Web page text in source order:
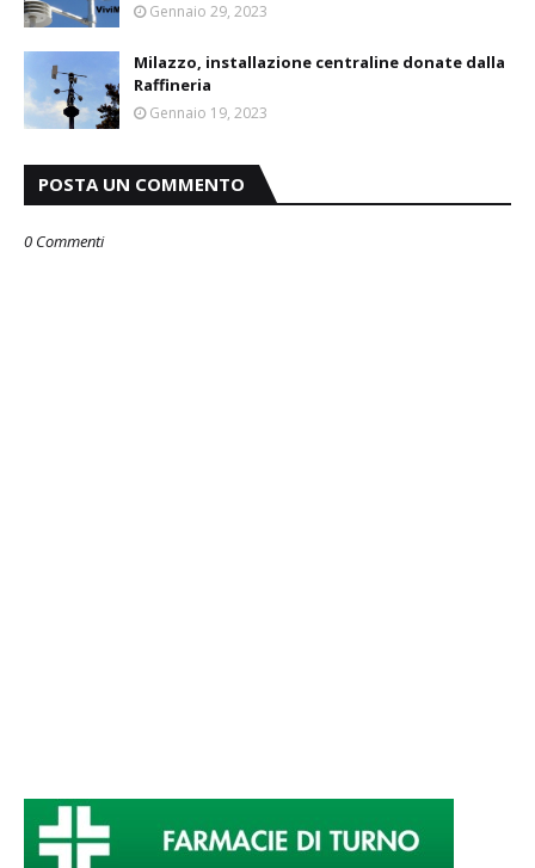
Gennaio 29, 2023
Milazzo, installazione centraline donate dalla
Raffineria
Gennaio 19, 2023
POSTA UN COMMENTO
0 Commenti